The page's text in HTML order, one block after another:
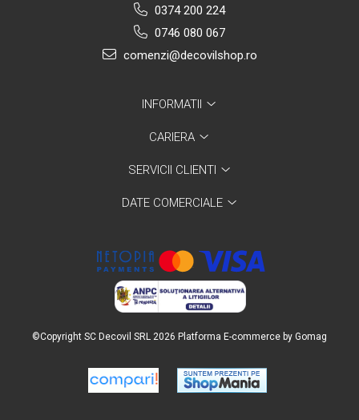
0374 200 224
0746 080 067
comenzi@decovilshop.ro
INFORMATII
CARIERA
SERVICII CLIENTI
DATE COMERCIALE
©Copyright SC Decovil SRL 2026 Platforma E-commerce by Gomag